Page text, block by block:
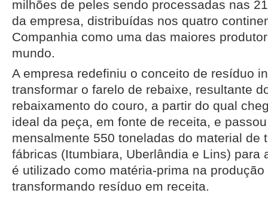
milhões de peles sendo processadas nas
da empresa, distribuídas nos quatro
Companhia como uma das maiores
mundo.
A empresa redefiniu o conceito de resíduo
transformar o farelo de rebaixe, resultante
rebaixamento do couro, a partir do qual
ideal da peça, em fonte de receita, e
mensalmente 550 toneladas do material de
fábricas (Itumbiara, Uberlândia e Lins) para
é utilizado como matéria-prima na
transformando resíduo em receita.